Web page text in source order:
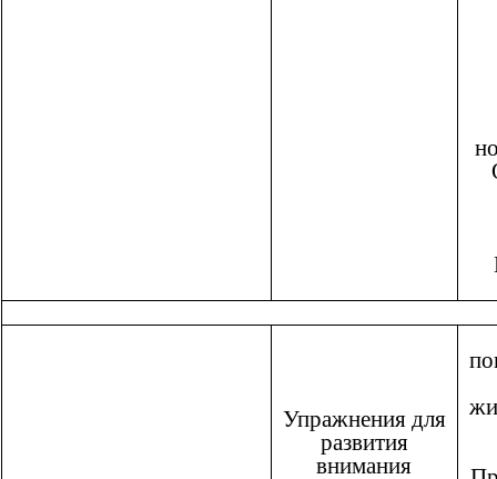
Упражнения для
развития
внимания